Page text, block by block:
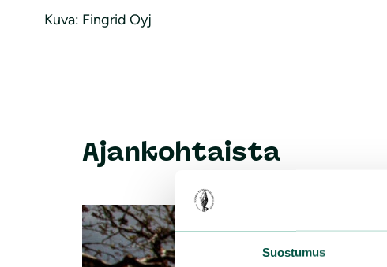
Suostumus
Kuva: Fingrid Oyj
Ajankohtaista